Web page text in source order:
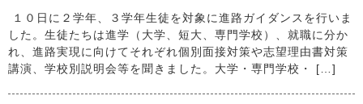
１０日に２学年、３学年生徒を対象に進路ガイダンスを行いま
した。生徒たちは進学（大学、短大、専門学校）、就職に分か
れ、進路実現に向けてそれぞれ個別面接対策や志望理由書対策
講演、学校別説明会等を聞きました。大学・専門学校・ […]